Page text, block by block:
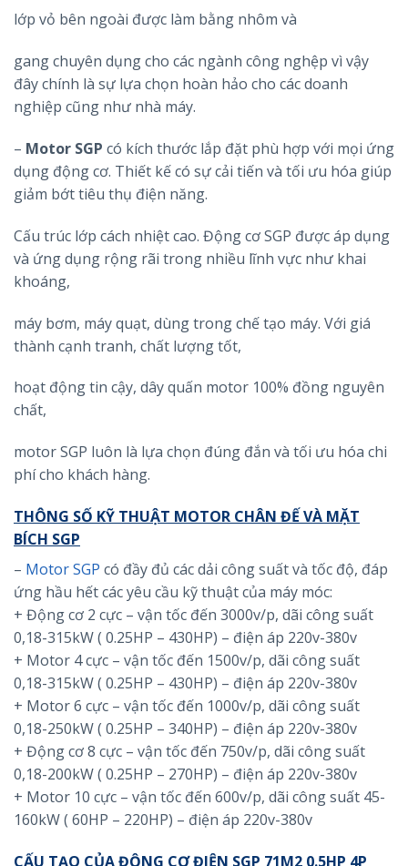
lớp vỏ bên ngoài được làm bằng nhôm và
gang chuyên dụng cho các ngành công nghệp vì vậy
đây chính là sự lựa chọn hoàn hảo cho các doanh
nghiệp cũng như nhà máy.
– Motor SGP có kích thước lắp đặt phù hợp với mọi ứng
dụng động cơ. Thiết kế có sự cải tiến và tối ưu hóa giúp
giảm bớt tiêu thụ điện năng.
Cấu trúc lớp cách nhiệt cao. Động cơ SGP được áp dụng
và ứng dụng rộng rãi trong nhiều lĩnh vực như khai
khoáng,
máy bơm, máy quạt, dùng trong chế tạo máy. Với giá
thành cạnh tranh, chất lượng tốt,
hoạt động tin cậy, dây quấn motor 100% đồng nguyên
chất,
motor SGP luôn là lựa chọn đúng đắn và tối ưu hóa chi
phí cho khách hàng.
THÔNG SỐ KỸ THUẬT MOTOR CHÂN ĐẾ VÀ MẶT
BÍCH SGP
– Motor SGP có đầy đủ các dải công suất và tốc độ, đáp
ứng hầu hết các yêu cầu kỹ thuật của máy móc:
+ Động cơ 2 cực – vận tốc đến 3000v/p, dãi công suất
0,18-315kW ( 0.25HP – 430HP) – điện áp 220v-380v
+ Motor 4 cực – vận tốc đến 1500v/p, dãi công suất
0,18-315kW ( 0.25HP – 430HP) – điện áp 220v-380v
+ Motor 6 cực – vận tốc đến 1000v/p, dãi công suất
0,18-250kW ( 0.25HP – 340HP) – điện áp 220v-380v
+ Động cơ 8 cực – vận tốc đến 750v/p, dãi công suất
0,18-200kW ( 0.25HP – 270HP) – điện áp 220v-380v
+ Motor 10 cực – vận tốc đến 600v/p, dãi công suất 45-
160kW ( 60HP – 220HP) – điện áp 220v-380v
CẤU TẠO CỦA ĐỘNG CƠ ĐIỆN SGP 71M2 0.5HP 4P